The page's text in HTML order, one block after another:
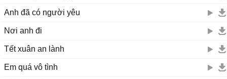
Anh đã có người yêu
Nơi anh đi
Tết xuân an lành
Em quá vô tình